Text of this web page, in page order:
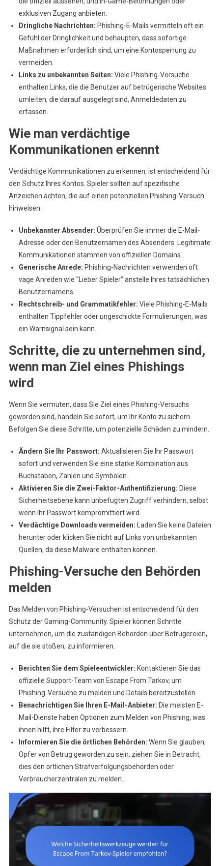
exklusiven Zugang anbieten.
Dringliche Nachrichten: Phishing-E-Mails vermitteln oft ein
Gefühl der Dringlichkeit und behaupten, dass sofortige
Maßnahmen erforderlich sind, um eine Kontosperrung zu
vermeiden.
Links zu unbekannten Seiten: Viele Phishing-Versuche
enthalten Links, die die Benutzer auf betrügerische Websites
umleiten, die darauf ausgelegt sind, Anmeldedaten zu
erfassen.
Wie man verdächtige
Kommunikationen erkennt
Verdächtige Kommunikationen zu erkennen, ist entscheidend für
den Schutz Ihres Kontos. Spieler sollten auf spezifische
Anzeichen achten, die auf einen potenziellen Phishing-Versuch
hinweisen.
Unbekannter Absender: Überprüfen Sie immer die E-Mail-
Adresse oder den Benutzernamen des Absenders. Legitimate
Kommunikationen stammen von offiziellen Domains.
Generische Anrede: Phishing-Nachrichten verwenden oft
vage Anreden wie “Lieber Spieler” anstelle Ihres tatsächlichen
Benutzernamens.
Rechtschreib- und Grammatikfehler: Viele Phishing-E-Mails
enthalten Tippfehler oder ungeschickte Formulierungen, was
ein Warnsignal sein kann.
Schritte, die zu unternehmen sind,
wenn man Ziel eines Phishings
wird
Wenn Sie vermuten, dass Sie Ziel eines Phishing-Versuchs
geworden sind, handeln Sie sofort, um Ihr Konto zu sichern.
Befolgen Sie diese Schritte, um potenzielle Schäden zu mindern.
Ändern Sie Ihr Passwort: Aktualisieren Sie Ihr Passwort
sofort und verwenden Sie eine starke Kombination aus
Buchstaben, Zahlen und Symbolen.
Aktivieren Sie die Zwei-Faktor-Authentifizierung: Diese
Sicherheitsebene kann unbefugten Zugriff verhindern, selbst
wenn Ihr Passwort kompromittiert wird.
Verdächtige Downloads vermeiden: Laden Sie keine Dateien
herunter oder klicken Sie nicht auf Links von unbekannten
Quellen, da diese Malware enthalten können.
Phishing-Versuche den Behörden
melden
Das Melden von Phishing-Versuchen ist entscheidend für den
Schutz der Gaming-Community. Spieler können Schritte
unternehmen, um die zuständigen Behörden über Betrügereien,
auf die sie stoßen, zu informieren.
Berichten Sie dem Spieleentwickler: Kontaktieren Sie das
offizielle Support-Team von Escape From Tarkov, um
Phishing-Versuche zu melden und Details bereitzustellen.
Benachrichtigen Sie Ihren E-Mail-Anbieter: Die meisten E-
Mail-Dienste haben Optionen zum Melden von Phishing, was
ihnen hilft, ihre Filter zu verbessern.
Informieren Sie die örtlichen Behörden: Wenn Sie glauben,
Opfer von Betrug geworden zu sein, ziehen Sie in Betracht,
dies den örtlichen Strafverfolgungsbehörden oder
Verbraucherzentralen zu melden.